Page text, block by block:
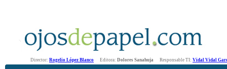
Director: Rogelio López Blanco Editora: Dolores Sanahuja Responsable TI: Vidal Vidal